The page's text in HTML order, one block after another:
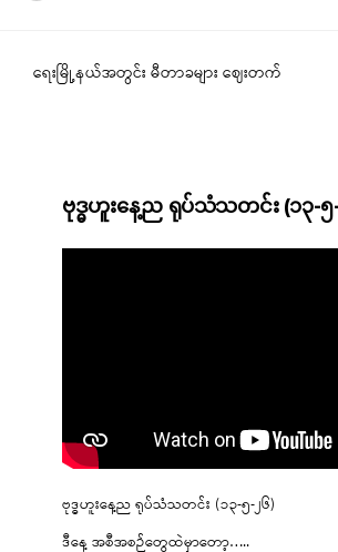
ရေးမြို့နယ်အတွင်း မီတာခများ ဈေးတက်
ဗုဒ္ဓဟူးနေ့ည ရုပ်သံသတင်း (၁၃-၅
ဗုဒ္ဓဟူးနေ့ည ရုပ်သံသတင်း (၁၃-၅-၂၆)
ဒီနေ့ အစီအစဉ်တွေထဲမှာတော့…..